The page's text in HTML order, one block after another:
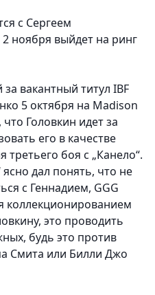
с Сергеем
ноября выйдет на ринг
вакантный титул IBF
5 октября на Madison
Головкин идет за
его в качестве
боя с „Канело“.
дал понять, что не
с Геннадием, GGG
коллекционированием
это проводить
будь это против
Смита или Билли Джо